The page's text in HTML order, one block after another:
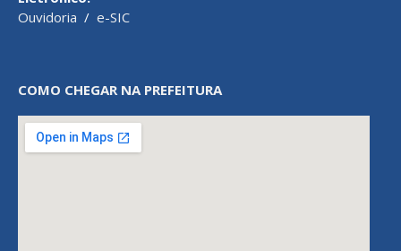
Ouvidoria / e-SIC
COMO CHEGAR NA PREFEITURA